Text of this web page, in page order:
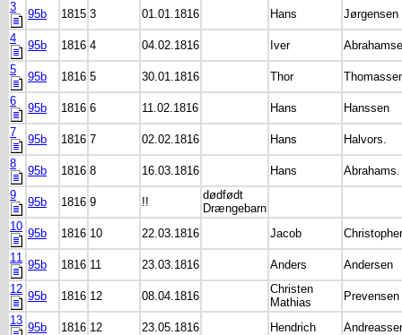
3
95b 1815 3 01.01.1816 Hans
Jørgensen
4
95b 1816 4 04.02.1816 Iver
5
95b 1816 5 30.01.1816 Thor
6
95b 1816 6 11.02.1816 Hans
Hanssen
7
95b 1816 7 02.02.1816 Hans
Halvors.
8
95b 1816 8 16.03.1816 Hans
Abrahams.
9
95b 1816 9 !!
dødfødt
Drængebarn
10
95b 1816 10 22.03.1816 Jacob
11
95b 1816 11 23.03.1816 Anders
Andersen
12
95b 1816 12 08.04.1816
Christen
Mathias
Prevensen
13
95b 1816 12 23.05.1816 Hendrich